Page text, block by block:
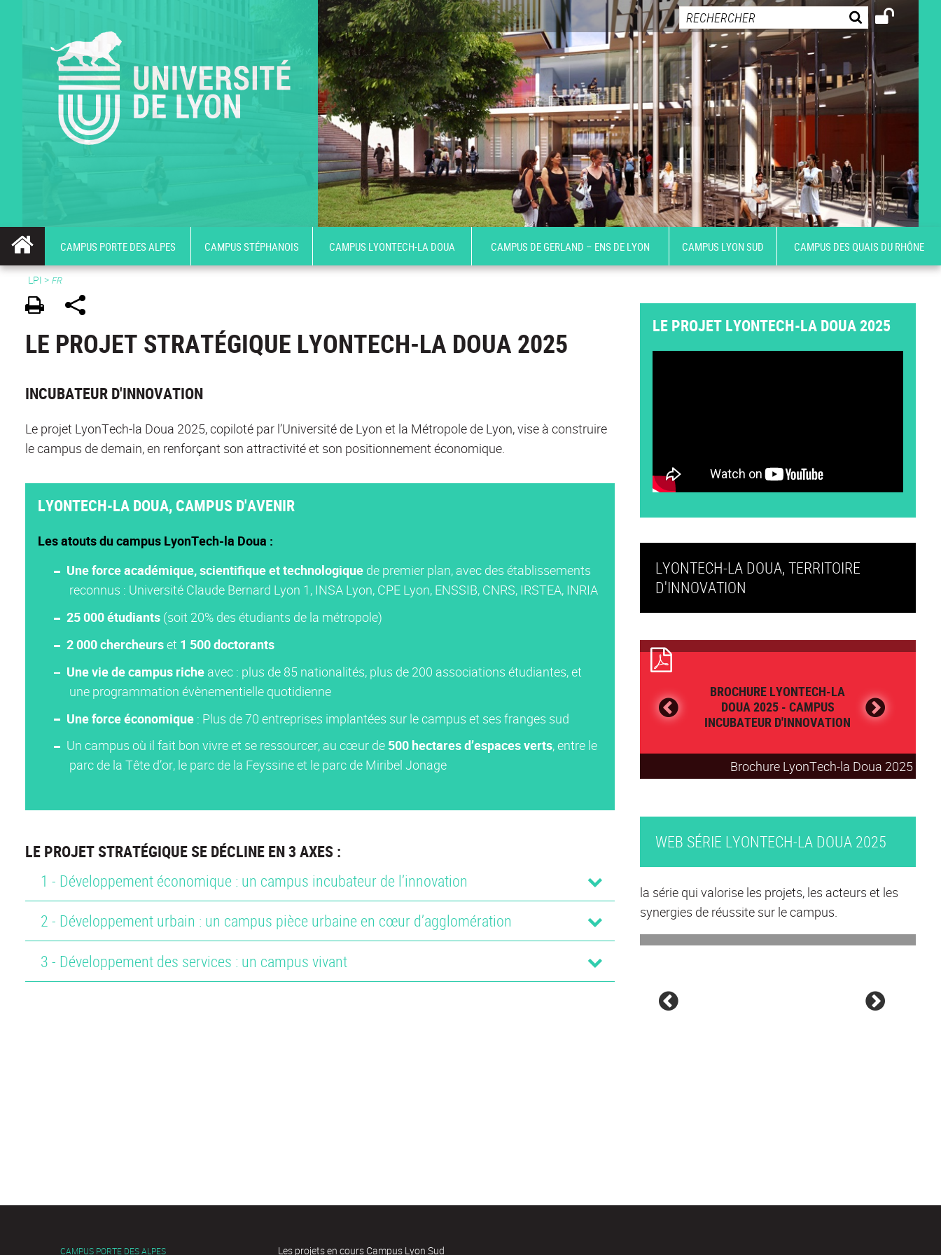
CAMPUS PORTE DES ALPES CAMPUS STÉPHANOIS CAMPUS LYONTECH-LA DOUA CAMPUS DE GERLAND – ENS DE LYON CAMPUS LYON SUD CAMPUS DES QUAIS DU RHÔNE
LPI > FR
LE PROJET STRATÉGIQUE LYONTECH-LA DOUA 2025
INCUBATEUR D'INNOVATION
Le projet LyonTech-la Doua 2025, copiloté par l’Université de Lyon et la Métropole de Lyon, vise à construire
le campus de demain, en renforçant son attractivité et son positionnement économique.
LYONTECH-LA DOUA, CAMPUS D'AVENIR
Les atouts du campus LyonTech-la Doua :
Une force académique, scientifique et technologiquede premier plan, avec des établissements
reconnus : Université Claude Bernard Lyon 1, INSA Lyon, CPE Lyon, ENSSIB, CNRS, IRSTEA, INRIA
25 000 étudiants(soit 20% des étudiants de la métropole)
2 000 chercheurset 1 500 doctorants
Une vie de campus richeavec : plus de 85 nationalités, plus de 200 associations étudiantes, et
une programmation évènementielle quotidienne
Une force économique: Plus de 70 entreprises implantées sur le campus et ses franges sud
Un campus où il fait bon vivre et se ressourcer, au cœur de 500 hectares d’espaces verts, entre le
parc de la Tête d’or, le parc de la Feyssine et le parc de Miribel Jonage
LE PROJET STRATÉGIQUE SE DÉCLINE EN 3 AXES :
1 - Développement économique : un campus incubateur de l’innovation
2 - Développement urbain : un campus pièce urbaine en cœur d’agglomération
3 - Développement des services : un campus vivant
LE PROJET LYONTECH-LA DOUA 2025
LYONTECH-LA DOUA, TERRITOIRE
D'INNOVATION
Brochure LyonTech-la Doua 2025
BROCHURE LYONTECH-LA
DOUA 2025 - CAMPUS
INCUBATEUR D'INNOVATION
WEB SÉRIE LYONTECH-LA DOUA 2025
la série qui valorise les projets, les acteurs et les
synergies de réussite sur le campus.
CAMPUS PORTE DES ALPES Les projets en cours Campus Lyon Sud